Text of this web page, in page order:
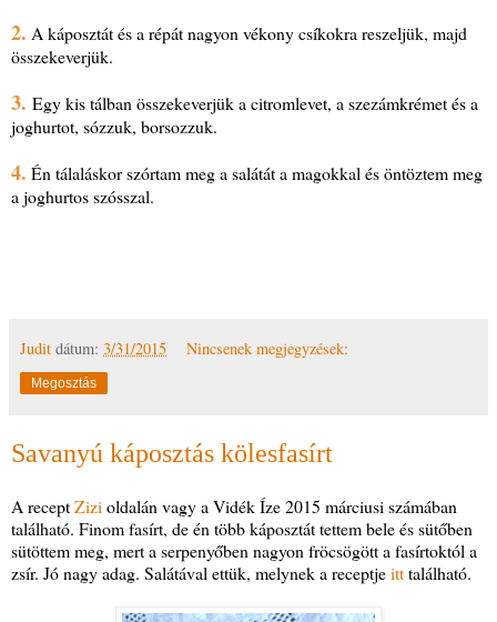
2. A káposztát és a répát nagyon vékony csíkokra reszeljük, majd
összekeverjük.
3. Egy kis tálban összekeverjük a citromlevet, a szezámkrémet és a
joghurtot, sózzuk, borsozzuk.
4. Én tálaláskor szórtam meg a salátát a magokkal és öntöztem meg
a joghurtos szósszal.
Judit dátum: 3/31/2015 Nincsenek megjegyzések:
Megosztás
Savanyú káposztás kölesfasírt
A receptZizi oldalán vagy a Vidék Íze 2015 márciusi számában
található. Finom fasírt, de én több káposztát tettem bele és sütőben
sütöttem meg, mert a serpenyőben nagyon fröcsögött a fasírtoktól a
zsír. Jó nagy adag. Salátával ettük, melynek a receptjeitttalálható.